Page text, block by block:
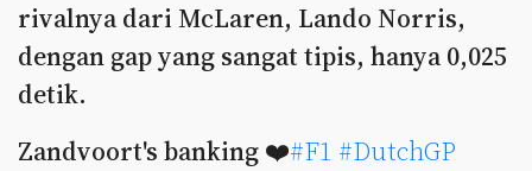
rivalnya dari McLaren, Lando Norris,
dengan gap yang sangat tipis, hanya 0,025
detik.
Zandvoort's banking ❤️#F1 #DutchGP